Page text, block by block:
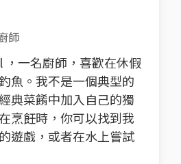
師
，一名廚師，喜歡在休假
魚。我不是一個典型的
典菜餚中加入自己的獨
烹飪時，你可以找到我
遊戲，或者在水上嘗試